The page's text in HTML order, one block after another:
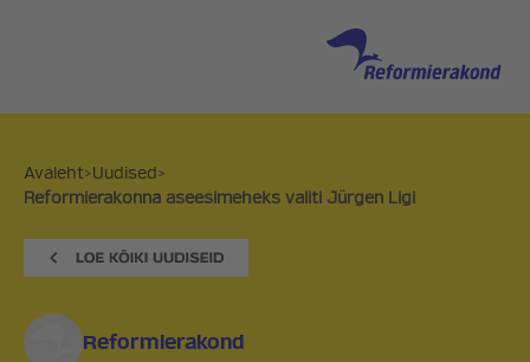
Avaleht>Uudised>
Reformierakonna aseesimeheks valiti Jürgen Ligi
Reformierakond